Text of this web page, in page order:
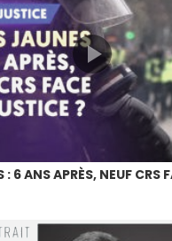
: 6 ANS APRÈS, NEUF CRS